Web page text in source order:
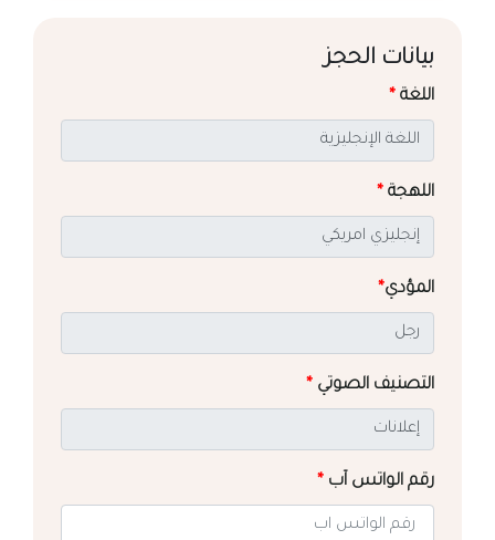
بيانات الحجز
اللغة *
اللهجة *
المؤدي*
التصنيف الصوتي *
رقم الواتس آب *